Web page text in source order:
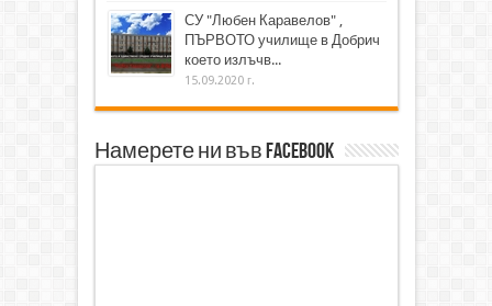
СУ "Любен Каравелов" ,
ПЪРВОТО училище в Добрич
което излъчв...
15.09.2020 г.
Намерете ни във Facebook